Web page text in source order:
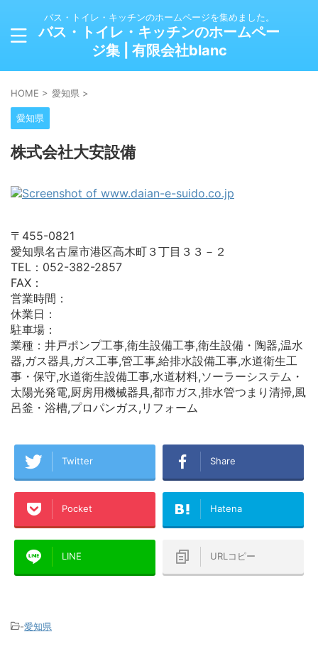
バス・トイレ・キッチンのホームページを集めました。
バス・トイレ・キッチンのホームペー
ジ集 | 有限会社blanc
HOME > 愛知県 >
愛知県
株式会社大安設備
〒455-0821
愛知県名古屋市港区高木町３丁目３３－２
TEL：052-382-2857
FAX：
営業時間：
休業日：
駐車場：
業種：井戸ポンプ工事,衛生設備工事,衛生設備・陶器,温水
器,ガス器具,ガス工事,管工事,給排水設備工事,水道衛生工
事・保守,水道衛生設備工事,水道材料,ソーラーシステム・
太陽光発電,厨房用機械器具,都市ガス,排水管つまり清掃,風
呂釜・浴槽,プロパンガス,リフォーム
Twitter Share
Pocket Hatena
LINE URLコピー
-愛知県